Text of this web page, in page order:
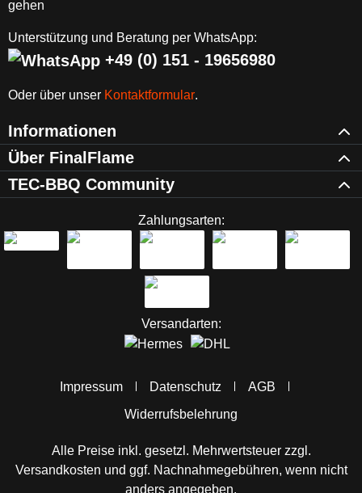
Unterstützung und Beratung per WhatsApp:
+49 (0) 151 - 19656980
Oder über unser Kontaktformular.
Informationen
Über FinalFlame
TEC-BBQ Community
Zahlungsarten:
Versandarten:
Impressum Datenschutz
AGB
Widerrufsbelehrung
Alle Preise inkl. gesetzl. Mehrwertsteuer zzgl.
Versandkosten und ggf. Nachnahmegebühren, wenn nicht
anders angegeben.